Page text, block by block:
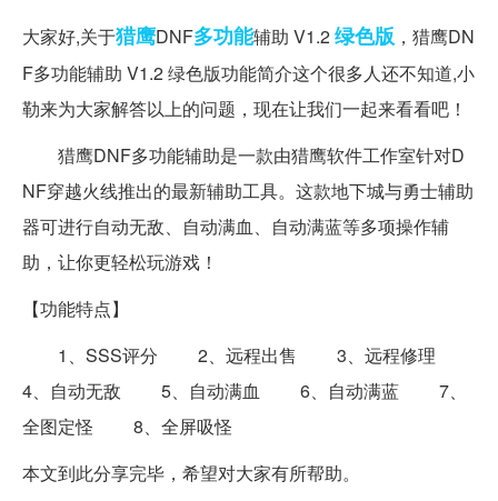
大家好,关于猎鹰DNF多功能辅助 V1.2绿色版 ，猎鹰DN
F多功能辅助 V1.2 绿色版功能简介这个很多人还不知道,小
勒来为大家解答以上的问题，现在让我们一起来看看吧！
猎鹰DNF多功能辅助是一款由猎鹰软件工作室针对D
NF穿越火线推出的最新辅助工具。这款地下城与勇士辅助
器可进行自动无敌、自动满血、自动满蓝等多项操作辅
助，让你更轻松玩游戏！
【功能特点】
1、SSS评分 2、远程出售 3、远程修理
4、自动无敌 5、自动满血 6、自动满蓝 7、
全图定怪 8、全屏吸怪
本文到此分享完毕，希望对大家有所帮助。